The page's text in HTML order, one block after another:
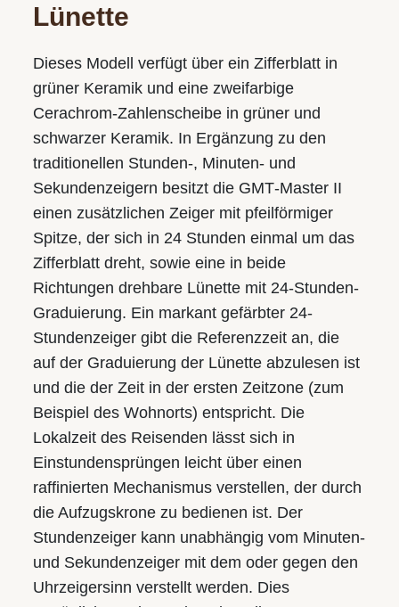
Lünette
Dieses Modell verfügt über ein Zifferblatt in
grüner Keramik und eine zweifarbige
Cerachrom-Zahlenscheibe in grüner und
schwarzer Keramik. In Ergänzung zu den
traditionellen Stunden-, Minuten- und
Sekunden­zeigern besitzt die GMT‑Master II
einen zusätzlichen Zeiger mit pfeilförmiger
Spitze, der sich in 24 Stunden einmal um das
Zifferblatt dreht, sowie eine in beide
Richtungen drehbare Lünette mit 24-Stunden-
Graduierung. Ein markant gefärbter 24-
Stundenzeiger gibt die Referenzzeit an, die
auf der Graduierung der Lünette abzulesen ist
und die der Zeit in der ersten Zeitzone (zum
Beispiel des Wohnorts) entspricht. Die
Lokalzeit des Reisenden lässt sich in
Einstunden­­sprüngen leicht über einen
raffinierten Mechanismus ver­stel­len, der durch
die Aufzugskrone zu bedienen ist. Der
Stunden­zeiger kann un­ab­hängig vom Minuten-
und Sekundenzeiger mit dem oder gegen den
Uhr­zeiger­sinn verstellt werden. Dies